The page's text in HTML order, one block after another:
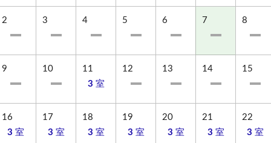
シャンプー・トリートメント・ボディソープ・洗顔
料・メイク落としをご用意しております。
■駐車場
冬季はホテルより徒歩1分の場所に、350台分の駐車場
がございます（無料）。
2 3 4 5 6 7 8
9 10
11
3 室
12 13 14 15
16
3 室
17
3 室
18
3 室
19
3 室
20
3 室
21
3 室
22
3 室